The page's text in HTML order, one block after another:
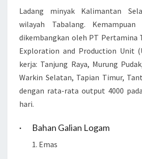
Ladang minyak Kalimantan
wilayah Tabalang.
dikembangkan oleh PT Pertamina
Exploration and Production Unit
kerja: Tanjung Raya, Murung
Warkin Selatan, Tapian Timur,
dengan rata-rata output 4000
hari.
· Bahan Galian Logam
Emas